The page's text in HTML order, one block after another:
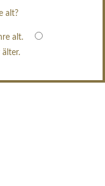
alt?
alt.